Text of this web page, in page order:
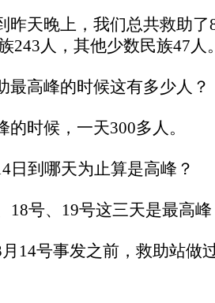
昨天晚上，我们总共救助了
243人，其他少数民族47人
最高峰的时候这有多少人？
的时候，一天300多人。
日到哪天为止算是高峰？
18号、19号这三天是最高峰
14号事发之前，救助站做